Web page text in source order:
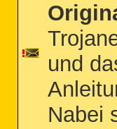
und
Nabei